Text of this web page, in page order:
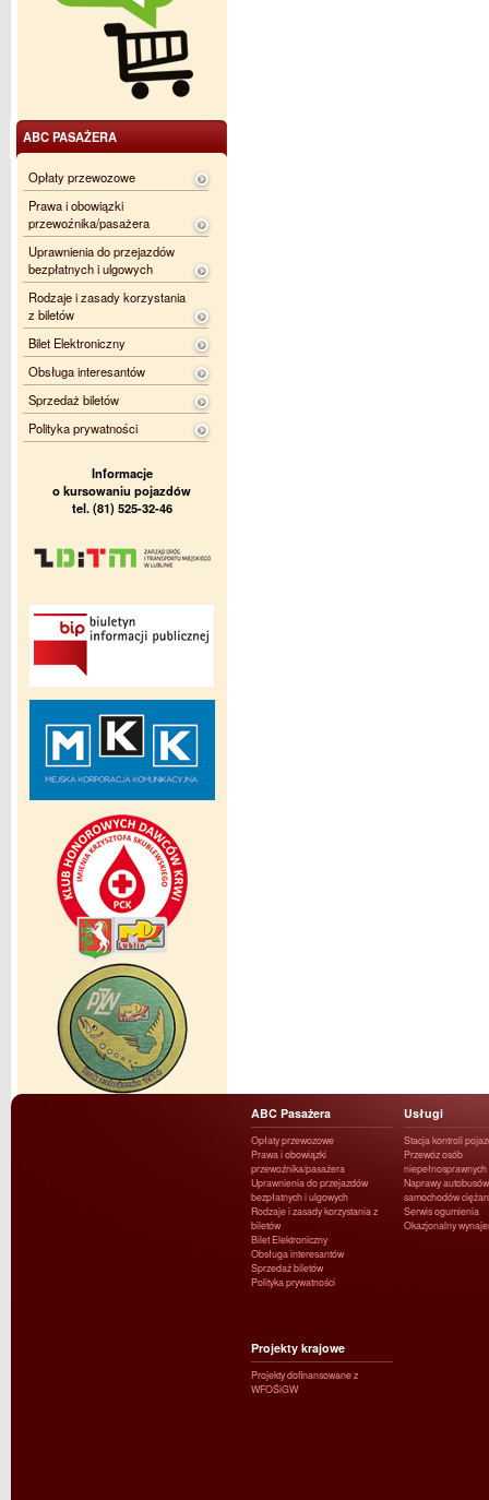
ABC PASAŻERA
Opłaty przewozowe
Prawa i obowiązki
przewoźnika/pasażera
Uprawnienia do przejazdów
bezpłatnych i ulgowych
Rodzaje i zasady korzystania
z biletów
Bilet Elektroniczny
Obsługa interesantów
Sprzedaż biletów
Polityka prywatności
Informacje
o kursowaniu pojazdów
tel. (81) 525-32-46
ABC Pasażera
Opłaty przewozowe
Prawa i obowiązki
przewoźnika/pasażera
Uprawnienia do przejazdów
bezpłatnych i ulgowych
Rodzaje i zasady korzystania z
biletów
Bilet Elektroniczny
Obsługa interesantów
Sprzedaż biletów
Polityka prywatności
Usługi
Stacja kontroli
Przewóz osób
niepełnosprawnych
Naprawy
samochodów
Serwis ogumienia
Okazjonalny
Projekty krajowe
Projekty dofinansowane z
WFOŚiGW